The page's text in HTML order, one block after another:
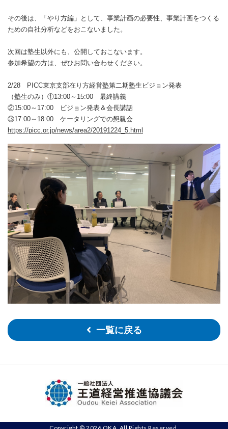
その後は、「やり方編」として、事業計画の必要性、事業計画をつくる
ための自社分析などをおこないました。
次回は塾生以外にも、公開しておこないます。
参加希望の方は、ぜひお問い合わせください。
2/28 PICC東京支部在り方経営塾第二期塾生ビジョン発表
（塾生のみ）①13:00～15:00 最終講義
②15:00～17:00 ビジョン発表＆会長講話
③17:00～18:00 ケータリングでの懇親会
https://picc.or.jp/news/area2/20191224_5.html
一覧に戻る